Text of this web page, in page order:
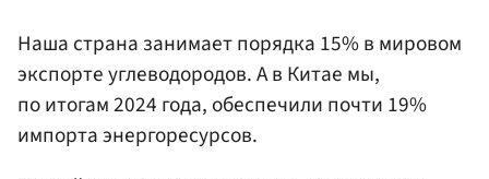
Наша страна занимает порядка 15% в мировом
экспорте углеводородов. А в Китае мы,
по итогам 2024 года, обеспечили почти 19%
импорта энергоресурсов.